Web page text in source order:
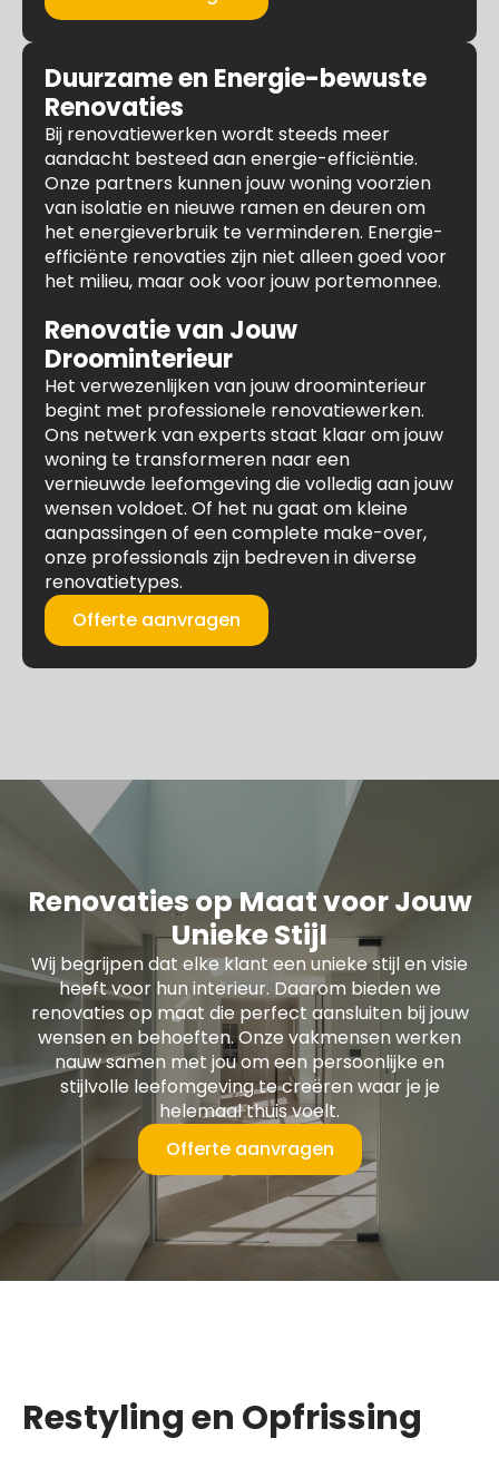
Duurzame en Energie-bewuste
Renovaties
Bij renovatiewerken wordt steeds meer
aandacht besteed aan energie-efficiëntie.
Onze partners kunnen jouw woning voorzien
van isolatie en nieuwe ramen en deuren om
het energieverbruik te verminderen. Energie-
efficiënte renovaties zijn niet alleen goed voor
het milieu, maar ook voor jouw portemonnee.
Renovatie van Jouw
Droominterieur
Het verwezenlijken van jouw droominterieur
begint met professionele renovatiewerken.
Ons netwerk van experts staat klaar om jouw
woning te transformeren naar een
vernieuwde leefomgeving die volledig aan jouw
wensen voldoet. Of het nu gaat om kleine
aanpassingen of een complete make-over,
onze professionals zijn bedreven in diverse
renovatietypes.
Offerte aanvragen
Renovaties op Maat voor Jouw
Unieke Stijl
Wij begrijpen dat elke klant een unieke stijl en visie
heeft voor hun interieur. Daarom bieden we
renovaties op maat die perfect aansluiten bij jouw
wensen en behoeften. Onze vakmensen werken
nauw samen met jou om een persoonlijke en
stijlvolle leefomgeving te creëren waar je je
helemaal thuis voelt.
Offerte aanvragen
Restyling en Opfrissing